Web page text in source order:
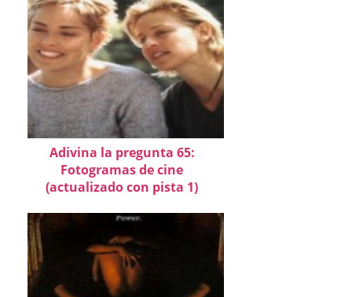
Adivina la pregunta 65:
Fotogramas de cine
(actualizado con pista 1)